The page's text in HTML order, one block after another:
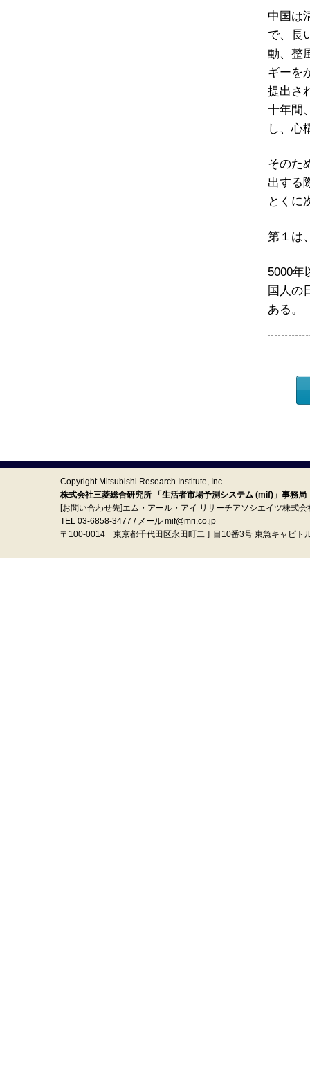
中国は
で、長
動、整
ギーを
提出さ
十年間
し、心
そのた
出する
とくに
第１は
5000年
国人の
ある。
Copyright Mitsubishi Research Institute, Inc.
株式会社三菱総合研究所 「生活者市場予測システム (mif)」事務局
[お問い合わせ先]エム・アール・アイ リサーチアソシエイツ株式会
TEL 03-6858-3477 / メール mif@mri.co.jp
〒100‐0014 東京都千代田区永田町二丁目10番3号 東急キャピト